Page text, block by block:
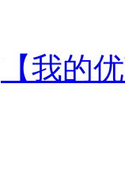
【我的